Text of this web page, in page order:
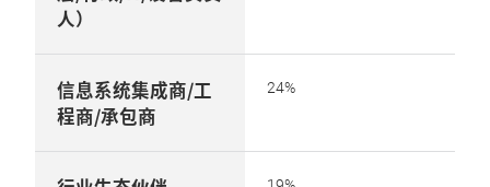
人）
信息系统集成商/工
程商/承包商
24%